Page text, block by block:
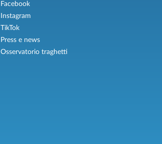
Facebook
Instagram
TikTok
Press e news
Osservatorio traghetti